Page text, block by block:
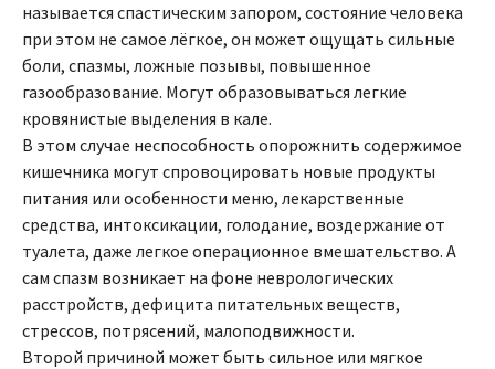
называется спастическим запором, состояние человека
при этом не самое лёгкое, он может ощущать сильные
боли, спазмы, ложные позывы, повышенное
газообразование. Могут образовываться легкие
кровянистые выделения в кале.
В этом случае неспособность опорожнить содержимое
кишечника могут спровоцировать новые продукты
питания или особенности меню, лекарственные
средства, интоксикации, голодание, воздержание от
туалета, даже легкое операционное вмешательство. А
сам спазм возникает на фоне неврологических
расстройств, дефицита питательных веществ,
стрессов, потрясений, малоподвижности.
Второй причиной может быть сильное или мягкое